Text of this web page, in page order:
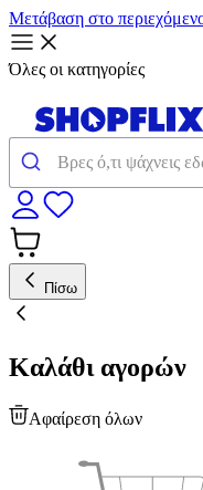
Μετάβαση στο
Όλες οι κατηγορίες
Πίσω
Καλάθι αγορών
Αφαίρεση όλων